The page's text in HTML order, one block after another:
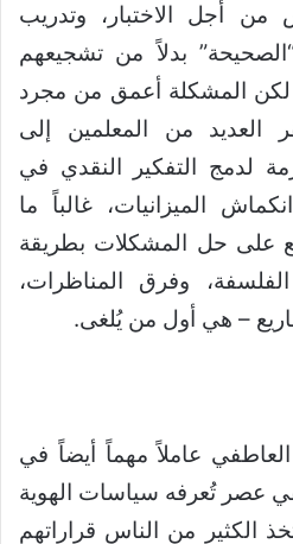
من أجل الاختبار، وتدريب
بدلاً من تشجيعهم
المشكلة أعمق من مجرد
العديد من المعلمين إلى
لدمج التفكير النقدي في
الميزانيات، غالباً ما
على حل المشكلات بطريقة
وفرق المناظرات،
– هي أول من يُلغى.
العاطفي عاملاً مهماً أيضاً في
عصر تُعرفه سياسات الهوية
الكثير من الناس قراراتهم